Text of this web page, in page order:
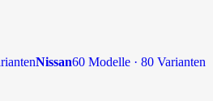
Nissan60 Modelle · 80 Varianten